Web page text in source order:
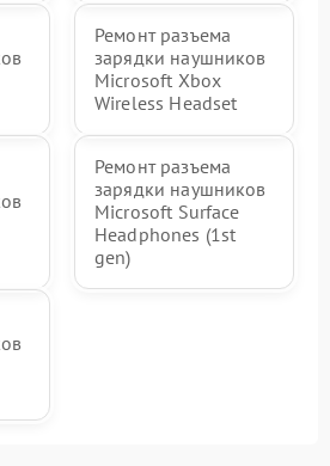
Ремонт разъема
зарядки наушников
Microsoft Xbox
Wireless Headset
Ремонт разъема
зарядки наушников
Microsoft Surface
Headphones (1st
gen)